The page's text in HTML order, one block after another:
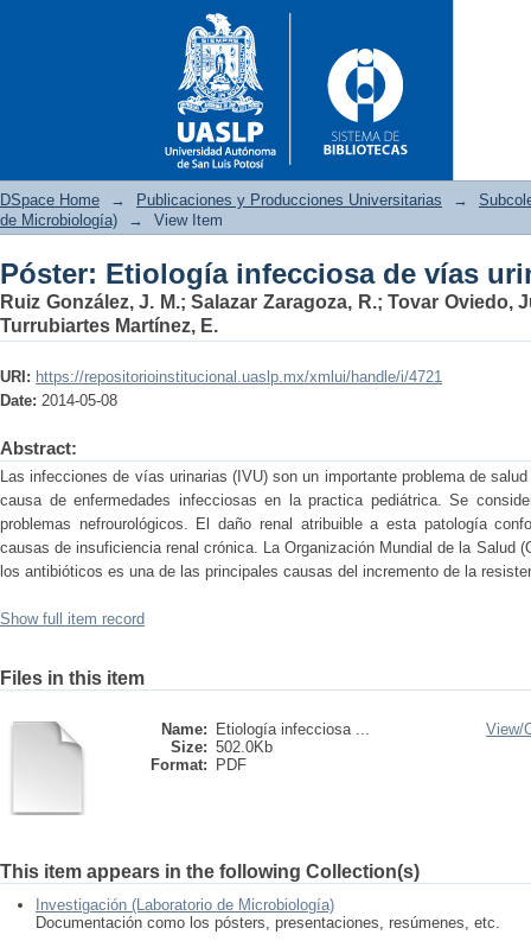
Póster: Etiología infecciosa
DSpace Home → Publicaciones y Producciones Universitarias →
de Microbiología)
→ View Item
Póster: Etiología infecciosa de vías
Ruiz González, J. M.;Salazar Zaragoza, R.;Tovar Oviedo,
Turrubiartes Martínez, E.
URI: https://repositorioinstitucional.uaslp.mx/xmlui/handle/i/4721
Date: 2014-05-08
Abstract:
Las infecciones de vías urinarias (IVU) son un importante problema de
causa de enfermedades infecciosas en la practica pediátrica. Se
problemas nefrourológicos. El daño renal atribuible a esta patología
causas de insuficiencia renal crónica. La Organización Mundial de la Salud
los antibióticos es una de las principales causas del incremento de la
Show full item record
Files in this item
Name:
Etiología infecciosa ...
Size: 502.0Kb
Format:
PDF
View/
This item appears in the following Collection(s)
Investigación (Laboratorio de Microbiología)
Documentación como los pósters, presentaciones, resúmenes, etc.